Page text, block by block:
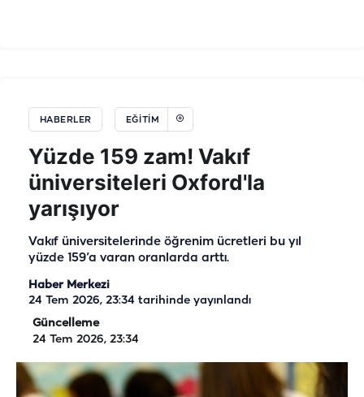
HABERLER EĞITIM
Yüzde 159 zam! Vakıf
üniversiteleri Oxford'la
yarışıyor
Vakıf üniversitelerinde öğrenim ücretleri bu yıl
yüzde 159’a varan oranlarda arttı.
Haber Merkezi
24 Tem 2026, 23:34 tarihinde yayınlandı
Güncelleme
24 Tem 2026, 23:34